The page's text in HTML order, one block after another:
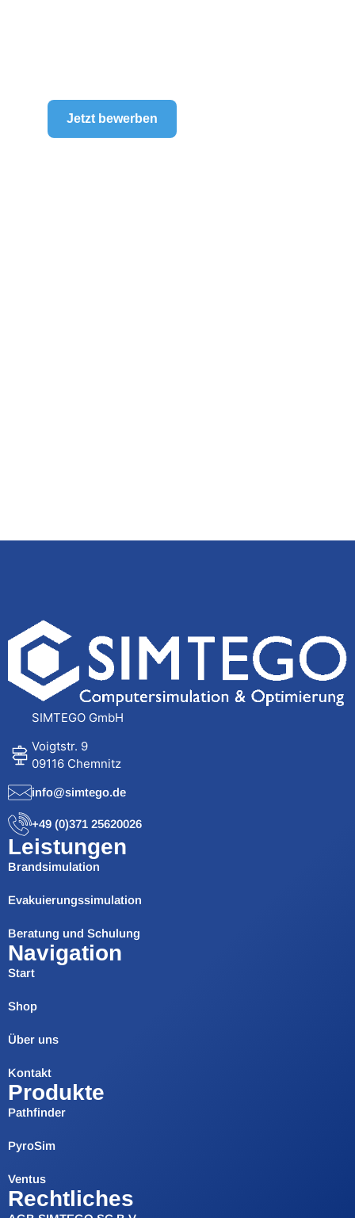
Jetzt bewerben
SIMTEGO GmbH
Voigtstr. 9
09116 Chemnitz
info@simtego.de
+49 (0)371 25620026
Leistungen
Brandsimulation
Evakuierungssimulation
Beratung und Schulung
Navigation
Start
Shop
Über uns
Kontakt
Produkte
Pathfinder
PyroSim
Ventus
Rechtliches